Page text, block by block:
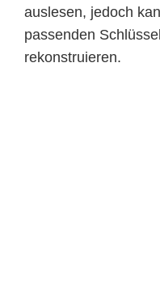
auslesen, jedoch
passenden
rekonstruieren.